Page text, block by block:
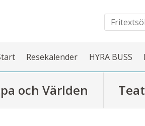
Resekalender HYRA BUSS
och Världen